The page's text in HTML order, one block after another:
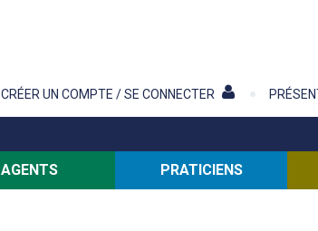
CRÉER UN COMPTE / SE CONNECTER
AGENTS PRATICIENS